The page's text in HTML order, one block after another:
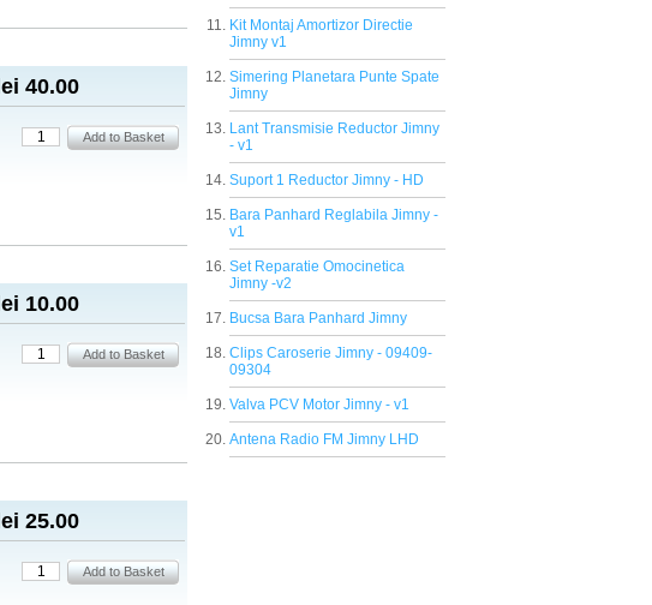
Kit Montaj Amortizor Directie
Jimny v1
Simering Planetara Punte Spate
Jimny
Lant Transmisie Reductor Jimny
- v1
Suport 1 Reductor Jimny - HD
Bara Panhard Reglabila Jimny -
v1
Set Reparatie Omocinetica
Jimny -v2
Bucsa Bara Panhard Jimny
Clips Caroserie Jimny - 09409-
09304
Valva PCV Motor Jimny - v1
Antena Radio FM Jimny LHD
lei 40.00
lei 10.00
lei 25.00